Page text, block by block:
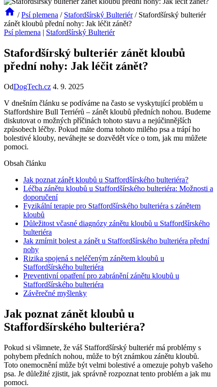
/ Psí plemena / Stafordšírský Bulteriér / Stafordšírský bulteriér
zánět kloubů přední nohy: Jak léčit zánět?
Psí plemena | Stafordšírský Bulteriér
Stafordšírský bulteriér zánět kloubů
přední nohy: Jak léčit zánět?
OdDogTech.cz 4. 9. 2025
V dnešním článku se podíváme na často se vyskytující problém u
Staffordshire Bull Terriérů – zánět kloubů předních nohou. Budeme
diskutovat o možných příčinách tohoto stavu a nejúčinnějších
způsobech léčby. Pokud máte doma tohoto milého psa a trápí ho
bolestivé klouby, neváhejte se dozvědět více o tom, jak mu můžete
pomoci.
Obsah článku
Jak poznat zánět kloubů u Staffordšírského bulteriéra?
Léčba zánětu kloubů u Staffordšírského bulteriéra: Možnosti a
doporučení
Fyzikální terapie pro Staffordšírského bulteriéra s zánětem
kloubů
Důležitost včasné diagnózy zánětu kloubů u Staffordšírského
bulteriéra
Jak zmírnit bolest a zánět u Staffordšírského bulteriéra přední
nohy
Rizika spojená s neléčeným zánětem kloubů u
Staffordšírského bulteriéra
Preventivní opatření pro zabránění zánětu kloubů u
Staffordšírského bulteriéra
Závěrečné myšlenky
Jak poznat zánět kloubů u
Staffordšírského bulteriéra?
Pokud si všimnete, že váš Staffordšírský bulteriér má problémy s
pohybem předních nohou, může to být známkou zánětu kloubů.
Toto onemocnění může být velmi bolestivé a omezuje pohyb vašeho
psa. Je důležité zjistit, jak správně rozpoznat tento problém a jak mu
pomoci.